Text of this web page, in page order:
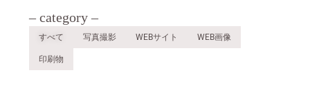
– category –
すべて 写真撮影 WEBサイト WEB画像
印刷物